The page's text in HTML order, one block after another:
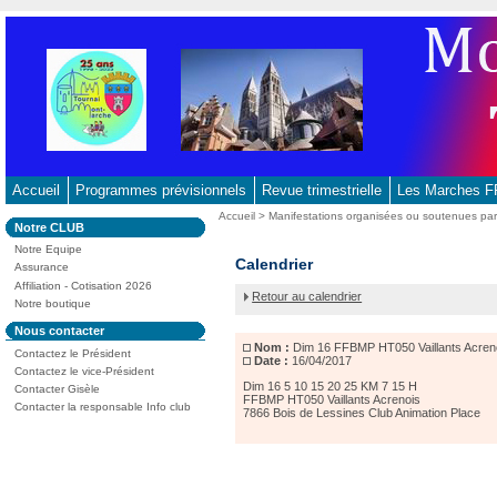
contenu
principal
-
Aller
à
la
recherche
Accueil Programmes prévisionnels Revue trimestrielle Les Marches
Dans
la
rubrique
:
Notre CLUB
Notre Equipe
Assurance
Affiliation - Cotisation 2026
Notre boutique
Dans
la
rubrique
:
Nous contacter
Contactez le Président
Contactez le vice-Président
Contacter Gisèle
Contacter la responsable Info club
Vous
Accueil >Manifestations organisées ou soutenues
Dim
FFBMP
Vaillants
Acrenois
7866
Bois
de
Calendrier
Retour au calendrier
Nom : Dim 16 FFBMP HT050 Vaillants
Date : 16/04/2017
Dim 16 5 10 15 20 25 KM 7 15 H
FFBMP HT050 Vaillants Acrenois
7866 Bois de Lessines Club Animation Place